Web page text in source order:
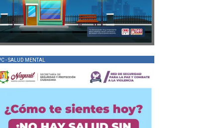
- SALUD MENTAL